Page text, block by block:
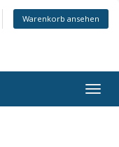
Warenkorb ansehen